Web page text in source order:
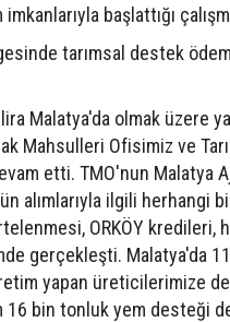
başlattığı
tarımsal destek
Malatya'da olmak üzere
Mahsulleri Ofisimiz ve
etti. TMO'nun Malatya
alımlarıyla ilgili herhangi
ORKÖY kredileri,
gerçekleşti. Malatya'da
yapan üreticilerimize
16 bin tonluk yem desteği